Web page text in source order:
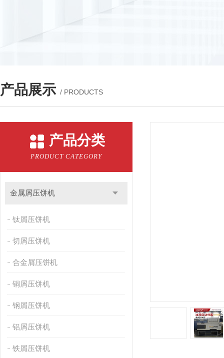
产品展示 / PRODUCTS
产品分类
PRODUCT CATEGORY
金属屑压饼机
钛屑压饼机
切屑压饼机
合金屑压饼机
铜屑压饼机
钢屑压饼机
铝屑压饼机
铁屑压饼机